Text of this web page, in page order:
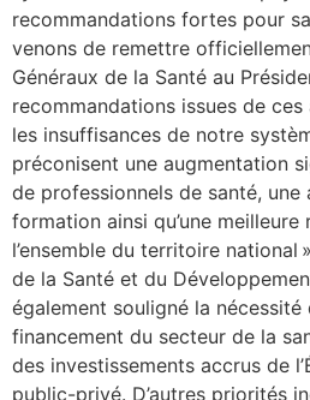
recommandations fortes pour
venons de remettre
Généraux de la Santé au
recommandations issues de
les insuffisances de notre
préconisent une augmentation
de professionnels de santé,
formation ainsi qu’une
l’ensemble du territoire national
de la Santé et du
également souligné la
financement du secteur de la
des investissements accrus de
public-privé. D’autres priorités